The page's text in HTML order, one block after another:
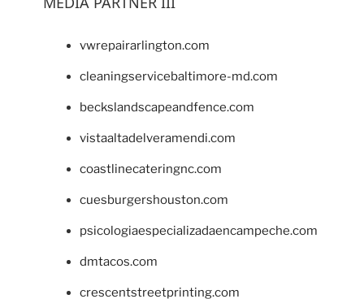
vwrepairarlington.com
cleaningservicebaltimore-md.com
beckslandscapeandfence.com
vistaaltadelveramendi.com
coastlinecateringnc.com
cuesburgershouston.com
psicologiaespecializadaencampeche.com
dmtacos.com
crescentstreetprinting.com